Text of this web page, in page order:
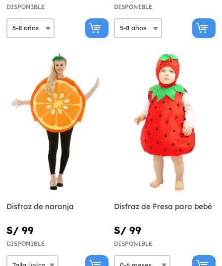
DISPONIBLE DISPONIBLE
Disfraz de naranja
S/ 99
DISPONIBLE
Disfraz de Fresa para bebé
S/ 99
DISPONIBLE